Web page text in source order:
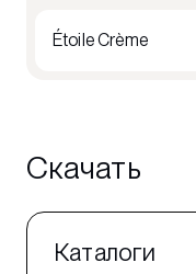
Étoile Crème
Скачать
Каталоги